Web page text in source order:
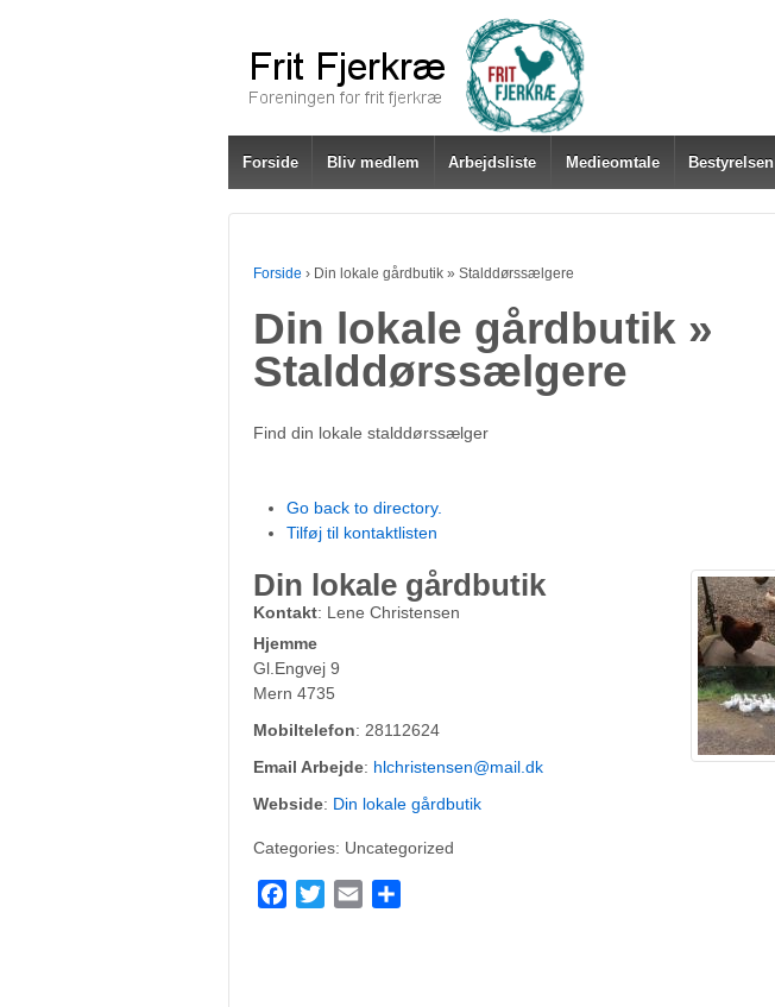
Forside Bliv medlem Arbejdsliste Medieomtale Bestyrelsen
Forside › Din lokale gårdbutik » Stalddørssælgere
Din lokale gårdbutik »
Stalddørssælgere
Find din lokale stalddørssælger
Go back to directory.
Tilføj til kontaktlisten
Din lokale gårdbutik
Kontakt: Lene Christensen
Hjemme
Gl.Engvej 9
Mern 4735
Mobiltelefon: 28112624
Email Arbejde: hlchristensen@mail.dk
Webside: Din lokale gårdbutik
Categories: Uncategorized
Facebook
TwitterEmail